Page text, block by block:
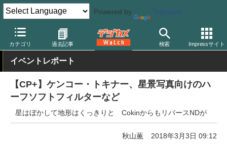
Powered by Translate
カテゴリ 過去記事 検索 Impressサイト
デジカメ Watch レンズ レンズフィルター ケンコー
イベントレポート
【CP+】ケンコー・トキナー、星景写真向けのハ
ーフソフトフィルターなど
星はぼかして地形はくっきりと CokinからもリバースNDが
秋山薫 2018年3月3日 09:12